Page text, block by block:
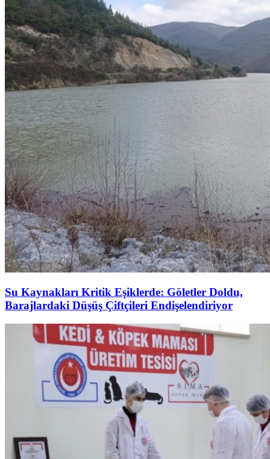
Su Kaynakları Kritik Eşiklerde: Göletler Doldu,
Barajlardaki Düşüş Çiftçileri Endişelendiriyor